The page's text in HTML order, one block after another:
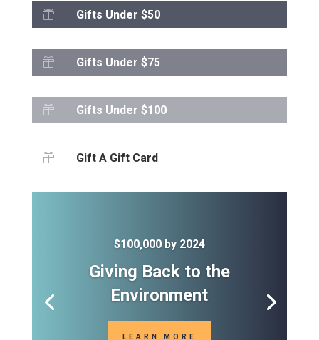
 Gifts Under $50
 Gifts Under $75
 Gifts Under $100
 Gift A Gift Card
$100,000 by 2024
Giving Back to the
Environment
LEARN MORE